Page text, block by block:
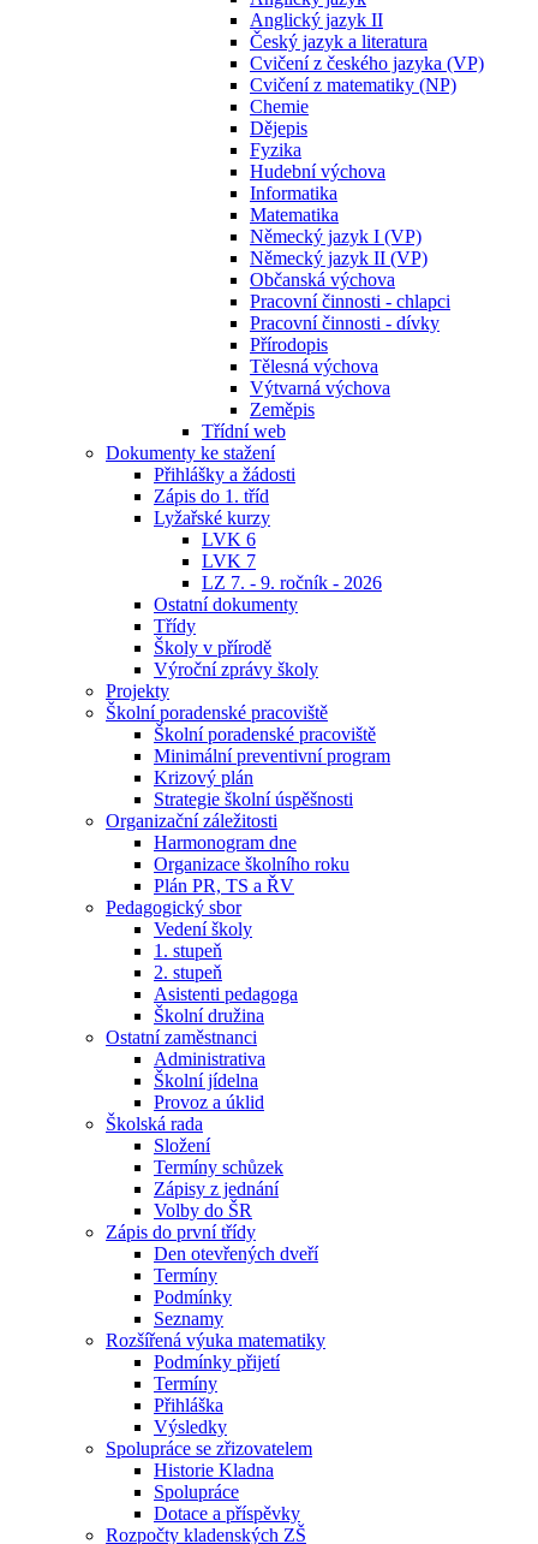
Anglický jazyk II
Český jazyk a literatura
Cvičení z českého jazyka (VP)
Cvičení z matematiky (NP)
Chemie
Dějepis
Fyzika
Hudební výchova
Informatika
Matematika
Německý jazyk I (VP)
Německý jazyk II (VP)
Občanská výchova
Pracovní činnosti - chlapci
Pracovní činnosti - dívky
Přírodopis
Tělesná výchova
Výtvarná výchova
Zeměpis
Třídní web
Dokumenty ke stažení
Přihlášky a žádosti
Zápis do 1. tříd
Lyžařské kurzy
LVK 6
LVK 7
LZ 7. - 9. ročník - 2026
Ostatní dokumenty
Třídy
Školy v přírodě
Výroční zprávy školy
Projekty
Školní poradenské pracoviště
Školní poradenské pracoviště
Minimální preventivní program
Krizový plán
Strategie školní úspěšnosti
Organizační záležitosti
Harmonogram dne
Organizace školního roku
Plán PR, TS a ŘV
Pedagogický sbor
Vedení školy
1. stupeň
2. stupeň
Asistenti pedagoga
Školní družina
Ostatní zaměstnanci
Administrativa
Školní jídelna
Provoz a úklid
Školská rada
Složení
Termíny schůzek
Zápisy z jednání
Volby do ŠR
Zápis do první třídy
Den otevřených dveří
Termíny
Podmínky
Seznamy
Rozšířená výuka matematiky
Podmínky přijetí
Termíny
Přihláška
Výsledky
Spolupráce se zřizovatelem
Historie Kladna
Spolupráce
Dotace a příspěvky
Rozpočty kladenských ZŠ